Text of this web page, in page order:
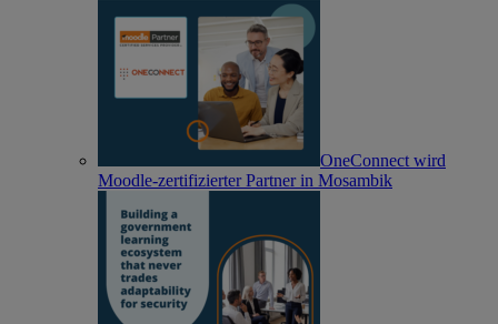
OneConnect wird
Moodle-zertifizierter Partner in Mosambik